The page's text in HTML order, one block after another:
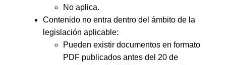
No aplica.
Contenido no entra dentro del ámbito de la
legislación aplicable:
Pueden existir documentos en formato
PDF publicados antes del 20 de